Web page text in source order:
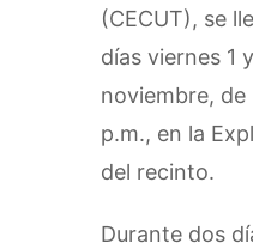
(CECUT), se
días viernes 1
noviembre, de
p.m., en la
del recinto.
Durante dos